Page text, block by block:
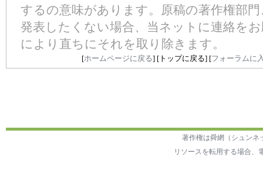
するの意味があります。原稿の著作権部
発表したくない場合、当ネットに連絡を
により直ちにそれを取り除きます。
[ホームページに戻る] [ トップに戻る] [フォーラムに
著作権は舜網（シュンネ
リソースを転用する場合